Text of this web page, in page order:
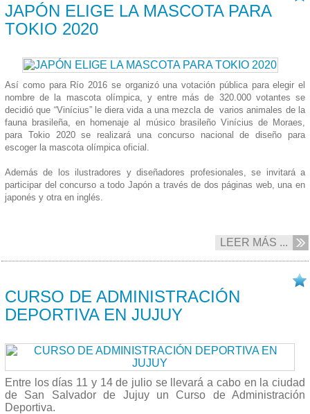
JAPÓN ELIGE LA MASCOTA PARA
TOKIO 2020
Así como para Río 2016 se organizó una votación pública para elegir el
nombre de la mascota olímpica, y entre más de 320.000 votantes se
decidió que “Vinícius” le diera vida a una mezcla de varios animales de la
fauna brasileña, en homenaje al músico brasileño Vinícius de Moraes,
para Tokio 2020 se realizará una concurso nacional de diseño para
escoger la mascota olímpica oficial.
Además de los ilustradores y diseñadores profesionales, se invitará a
participar del concurso a todo Japón a través de dos páginas web, una en
japonés y otra en inglés.
LEER MÁS ...
CURSO DE ADMINISTRACIÓN
DEPORTIVA EN JUJUY
Entre los días 11 y 14 de julio se llevará a cabo en la ciudad
de San Salvador de Jujuy un Curso de Administración
Deportiva.